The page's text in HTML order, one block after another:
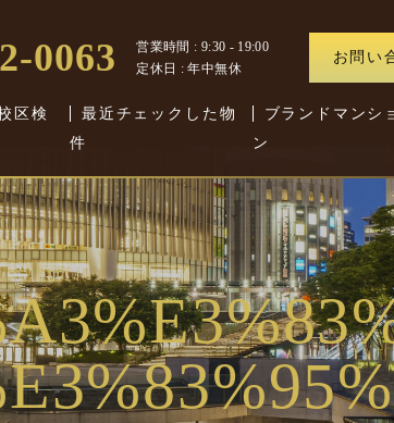
0063
営業時間 : 9:30 - 19:00
定休日 : 年中無休
お問い
区検
最近チェックした物
件
ブランドマンシ
ン